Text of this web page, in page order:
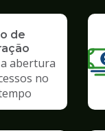
de
abertura
no